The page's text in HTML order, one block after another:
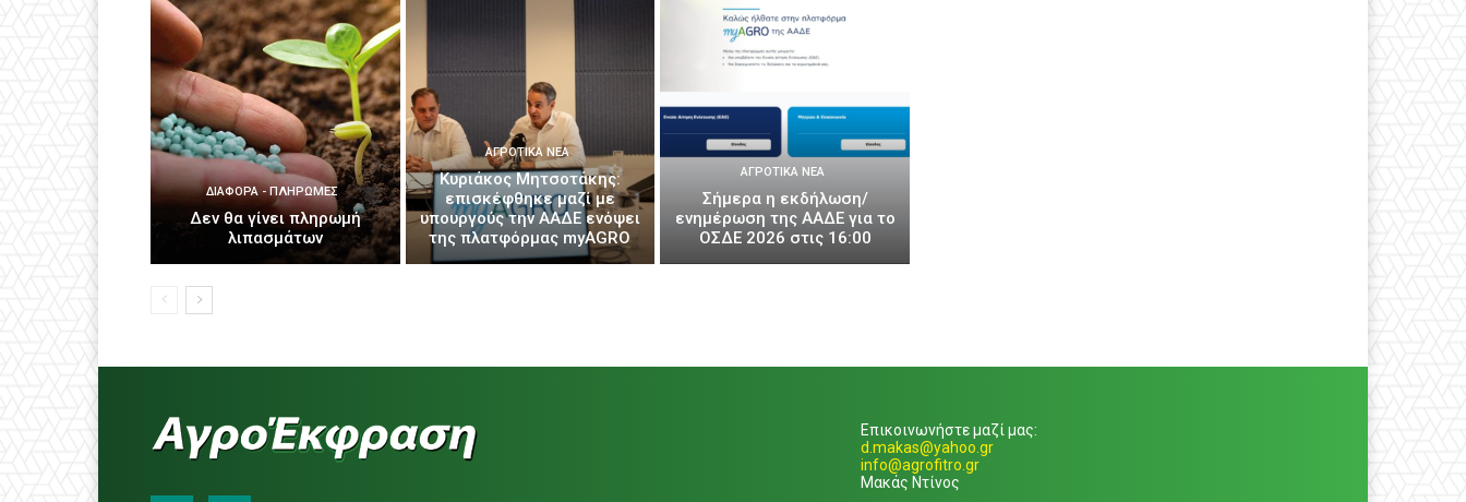
ΔΙΆΦΟΡΑ - ΠΛΗΡΩΜΈΣ
Δεν θα γίνει πληρωμή
λιπασμάτων
ΑΓΡΟΤΙΚΆ ΝΈΑ
Κυριάκος Μητσοτάκης:
επισκέφθηκε μαζί με
υπουργούς την ΑΑΔΕ ενόψει
της πλατφόρμας myAGRO
ΑΓΡΟΤΙΚΆ ΝΈΑ
Σήμερα η εκδήλωση/
ενημέρωση της ΑΑΔΕ για το
ΟΣΔΕ 2026 στις 16:00
Επικοινωνήστε μαζί μας:
d.makas@yahoo.gr
info@agrofitro.gr
Μακάς Ντίνος